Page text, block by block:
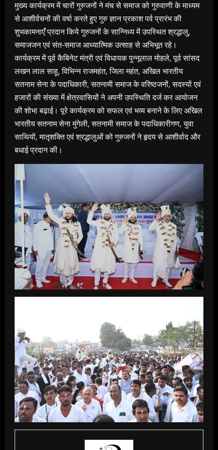
मुख्य कार्यक्रम में चारों गुरुजनों ने मंच से समाज को गुरुवाणी के माध्यम
से आशीर्वचनों की वर्षा करते हुए गुरु ज्ञान प्रकाश पर्व प्रारंभ की
शुभकामनाएँ प्रदान किये गुरुजनों के सान्निध्य में उपस्थित श्रद्धालु,
समाजजन एवं संत-समाज आध्यात्मिक उत्साह से अभिभूत रहे।
कार्यक्रम में पूर्व कैबिनेट मंत्री एवं विधायक पुन्नूलाल मोहले, पूर्व सांसद
लखन लाल साहू, विभिन्न राजमहंत, जिला महंत, अखिल भारतीय
सतनाम सेना के पदाधिकारी, सतनामी समाज के वरिष्ठजनों, सदस्यों एवं
हजारों की संख्या में क्षेत्रवासियों ने अपनी उपस्थिति दर्ज कर आयोजन
की शोभा बढ़ाई। पूरे कार्यक्रम को सफल एवं भव्य बनाने के लिए अखिल
भारतीय सतनाम सेना मुंगेली, सतनामी समाज के पदाधिकारीगण, युवा
साथियों, मातृशक्ति एवं श्रद्धालुओं को गुरुजनों ने हृदय से आशीर्वाद और
बधाई प्रदान की।